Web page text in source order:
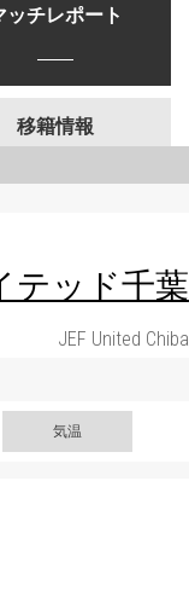
ッチレポート
移籍情報
テッド千葉
JEF United Chiba
気温